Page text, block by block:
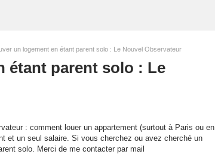
un logement en étant parent solo : Le Nouvel Observateur
étant parent solo : Le
: comment louer un appartement (surtout à Paris ou en
et un seul salaire. Si vous cherchez ou avez cherché un
solo. Merci de me contacter par mail